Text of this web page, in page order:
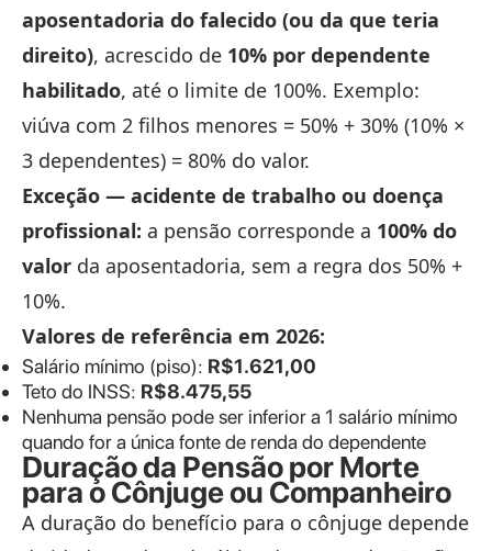
aposentadoria do falecido (ou da que teria
direito), acrescido de 10% por dependente
habilitado, até o limite de 100%. Exemplo:
viúva com 2 filhos menores = 50% + 30% (10% ×
3 dependentes) = 80% do valor.
Exceção — acidente de trabalho ou doença
profissional: a pensão corresponde a 100% do
valor da aposentadoria, sem a regra dos 50% +
10%.
Valores de referência em 2026:
Salário mínimo (piso): R$1.621,00
Teto do INSS: R$8.475,55
Nenhuma pensão pode ser inferior a 1 salário mínimo
quando for a única fonte de renda do dependente
Duração da Pensão por Morte
para o Cônjuge ou Companheiro
A duração do benefício para o cônjuge depende